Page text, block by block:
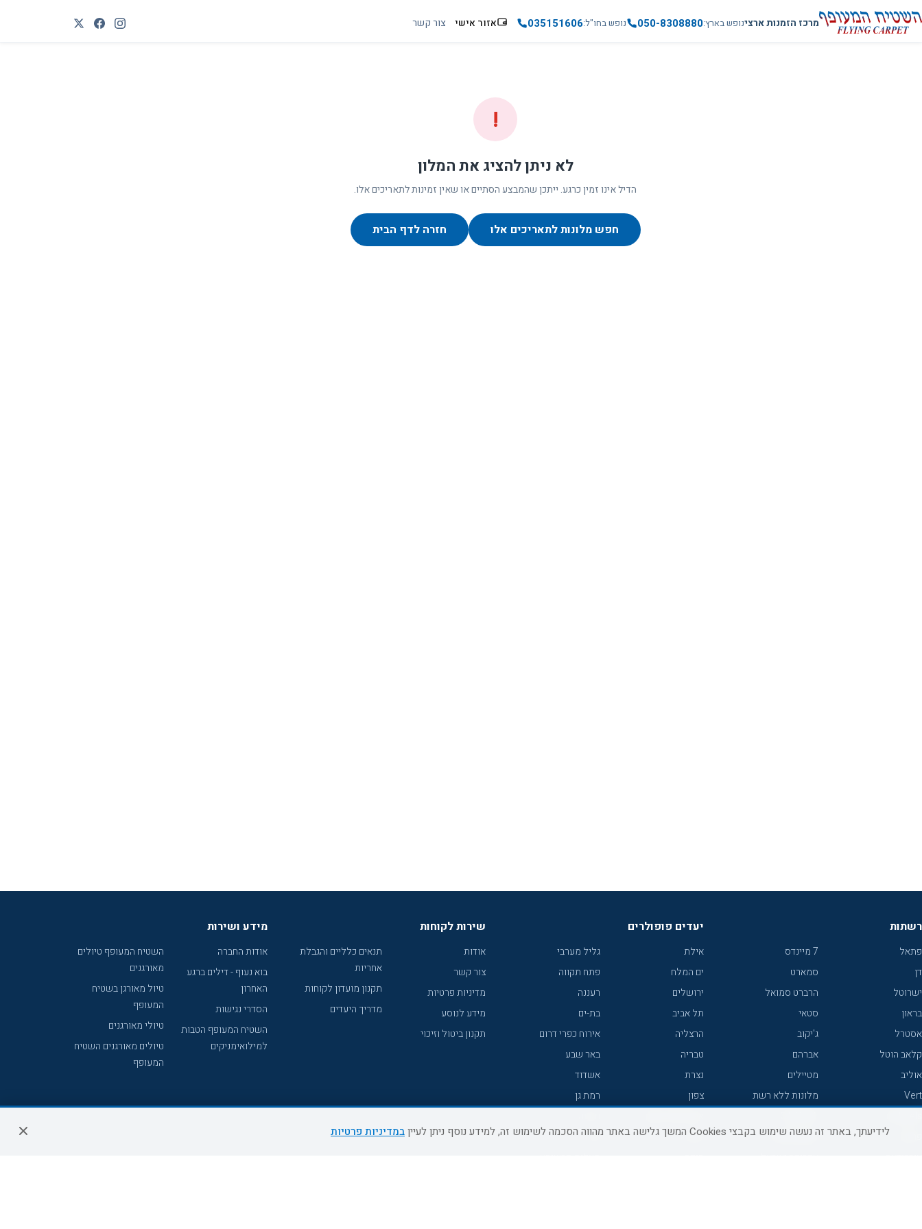
מרכז הזמנות ארצינופש בארץ050-8308880 נופש בחו"ל035151606 אזור אישי צור קשר
!
לא ניתן להציג את המלון
הדיל אינו זמין כרגע. ייתכן שהמבצע הסתיים או שאין זמינות לתאריכים אלו.
חפש מלונות לתאריכים אלו חזרה לדף הבית
רשתות
פתאל
דן
ישרוטל
בראון
אסטרל
קלאב הוטל
אוליב
Vert
7 מיינדס
סמארט
הרברט סמואל
סטאי
ג'יקוב
אברהם
מטיילים
מלונות ללא רשת
קראון פלאזה
יעדים פופולרים
אילת
ים המלח
ירושלים
תל אביב
הרצליה
טבריה
נצרת
צפון
נתניה
גליל מערבי
פתח תקווה
רעננה
בת-ים
אירוח כפרי דרום
באר שבע
אשדוד
רמת גן
עכו
שירות לקוחות
אודות
צור קשר
מדיניות פרטיות
מידע לנוסע
תקנון ביטול וזיכוי
תנאים כלליים והגבלת
אחריות
תקנון מועדון לקוחות
מדריך היעדים
מידע ושירות
אודות החברה
בוא נעוף - דילים ברגע
האחרון
הסדרי נגישות
השטיח המעופף הטבות
למילואימניקים
השטיח המעופף טיולים
מאורגנים
טיול מאורגן בשטיח
המעופף
טיולי מאורגנים
טיולים מאורגנים השטיח
המעופף
לידיעתך, באתר זה נעשה שימוש בקבצי Cookies המשך גלישה באתר מהווה הסכמה לשימוש זה, למידע נוסף ניתן לעיין במדיניות פרטיות